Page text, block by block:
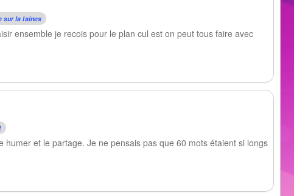
sur la laines
ensemble je recois pour le plan cul est on peut tous faire avec
et le partage. Je ne pensais pas que 60 mots étaient si longs